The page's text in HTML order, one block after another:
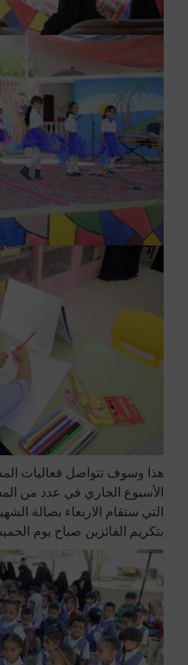
هذا وسوف تتواصل فعاليات
الأسبوع الجاري في عدد من
التي ستقام الاربعاء بصالة
بتكريم الفائزين صباح يوم